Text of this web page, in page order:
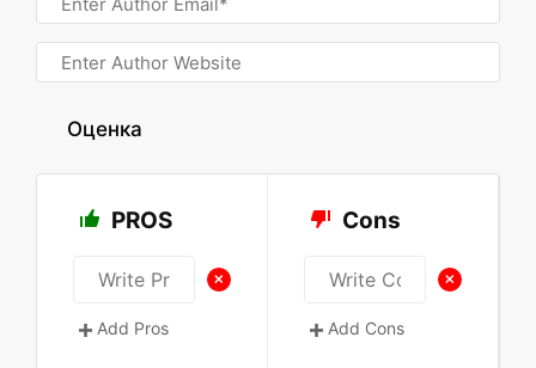
Оценка
PROS
+
Add Pros
Cons
+
Add Cons